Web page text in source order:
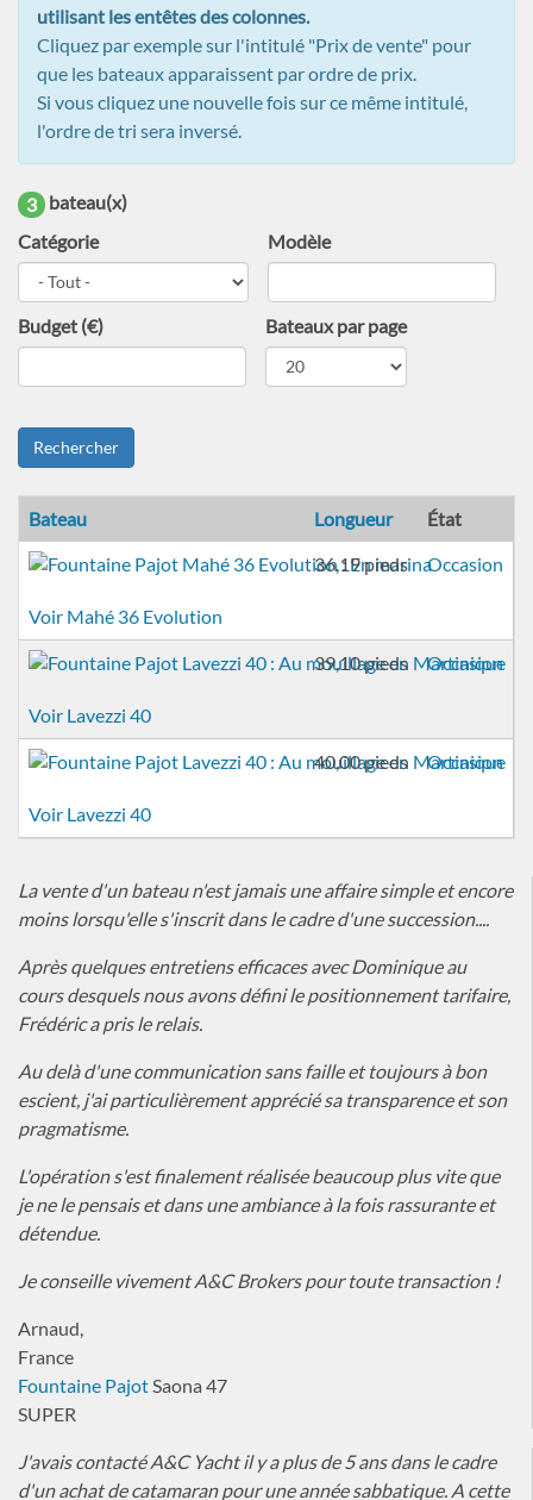
utilisant les entêtes des colonnes.
Cliquez par exemple sur l'intitulé "Prix de vente" pour
que les bateaux apparaissent par ordre de prix.
Si vous cliquez une nouvelle fois sur ce même intitulé,
l'ordre de tri sera inversé.
3 bateau(x)
Catégorie
Modèle
Budget (€) Bateaux par page
Rechercher
Bateau Longueur État
Voir Mahé 36 Evolution
36,19 pieds Occasion
Voir Lavezzi 40
39,10 pieds Occasion
Voir Lavezzi 40
40,00 pieds Occasion
La vente d'un bateau n'est jamais une affaire simple et encore
moins lorsqu'elle s'inscrit dans le cadre d'une succession....
Après quelques entretiens efficaces avec Dominique au
cours desquels nous avons défini le positionnement tarifaire,
Frédéric a pris le relais.
Au delà d'une communication sans faille et toujours à bon
escient, j'ai particulièrement apprécié sa transparence et son
pragmatisme.
L'opération s'est finalement réalisée beaucoup plus vite que
je ne le pensais et dans une ambiance à la fois rassurante et
détendue.
Je conseille vivement A&C Brokers pour toute transaction !
Arnaud,
France
Fountaine PajotSaona 47
SUPER
J'avais contacté A&C Yacht il y a plus de 5 ans dans le cadre
d'un achat de catamaran pour une année sabbatique. A cette